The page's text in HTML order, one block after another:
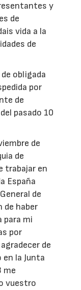
y
de
vida a la
de
obligada
por
de
pasado 10
de
de
trabajar en
España
de
de haber
para mi
por
de
la Junta
me
vuestro